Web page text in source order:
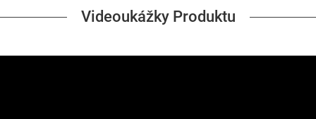
Videoukážky Produktu